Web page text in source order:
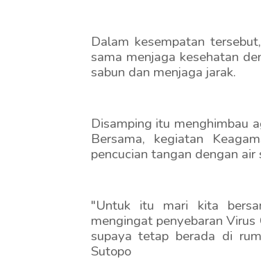
Dalam kesempatan
sama menjaga kesehatan
sabun dan menjaga jarak.
Disamping itu menghimbau
Bersama, kegiatan
pencucian tangan dengan
"Untuk itu mari kita
mengingat penyebaran
supaya tetap berada di
Sutopo